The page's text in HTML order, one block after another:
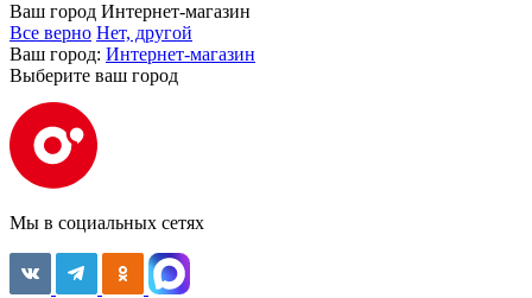
Ваш город Интернет-магазин
Все верно Нет, другой
Ваш город: Интернет-магазин
Выберите ваш город
Мы в социальных сетях